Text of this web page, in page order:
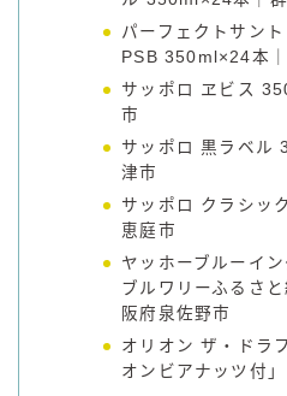
パーフェクトサン
PSB 350ml×24本
サッポロ ヱビス
市
サッポロ 黒ラベル
津市
サッポロ クラシッ
恵庭市
ヤッホーブルーイ
ブルワリーふるさ
阪府泉佐野市
オリオン ザ・ドラ
オンビアナッツ付